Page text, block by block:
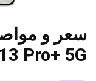
Pro+ 5G